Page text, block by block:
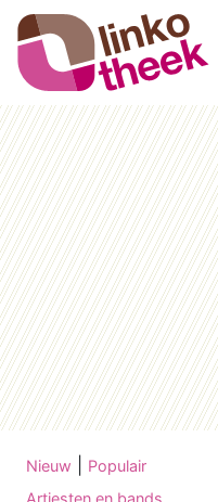
Skip to main content
Nieuw
Populair
Artiesten en bands